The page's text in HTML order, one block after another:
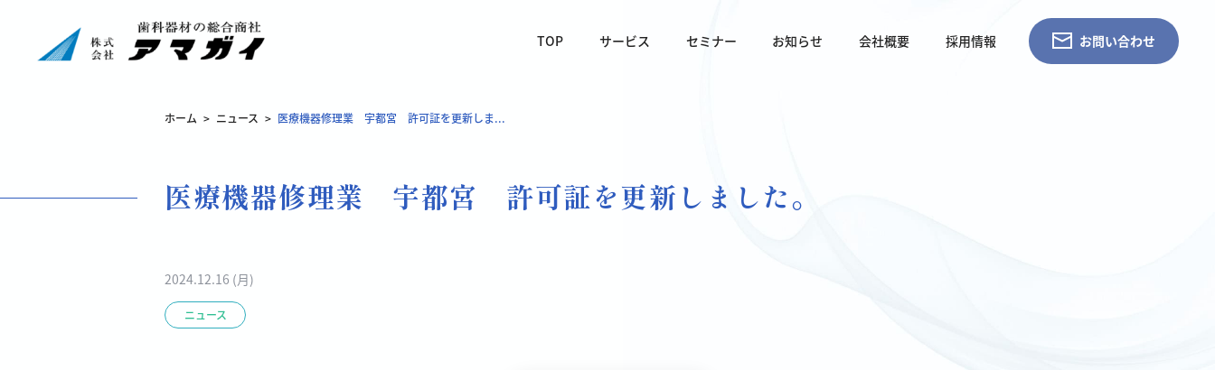
TOP サービス セミナー お知らせ 会社概要 採用情報 お問い合わせ
ホーム > ニュース > 医療機器修理業 宇都宮 許可証を更新しま...
医療機器修理業 宇都宮 許可証を更新しました。
2024.12.16 (月)
ニュース